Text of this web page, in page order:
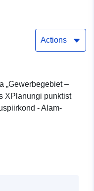
Actions
„Gewerbegebiet –
XPlanungi punktist
- Alam-